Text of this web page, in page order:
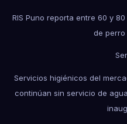
RIS Puno reporta entre 60 y
de perro
Servicios higiénicos del
continúan sin servicio de